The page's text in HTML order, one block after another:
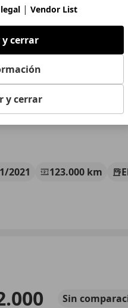
1 Precio
2021 123.000 km
Sin
| Vendor List
cerrar
y cerrar